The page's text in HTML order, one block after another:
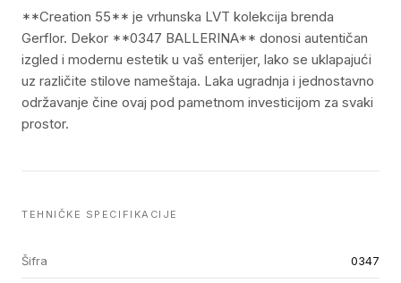
**Creation 55** je vrhunska LVT kolekcija brenda
Gerflor. Dekor **0347 BALLERINA** donosi autentičan
izgled i modernu estetik u vaš enterijer, lako se uklapajući
uz različite stilove nameštaja. Laka ugradnja i jednostavno
održavanje čine ovaj pod pametnom investicijom za svaki
prostor.
TEHNIČKE SPECIFIKACIJE
Šifra 0347